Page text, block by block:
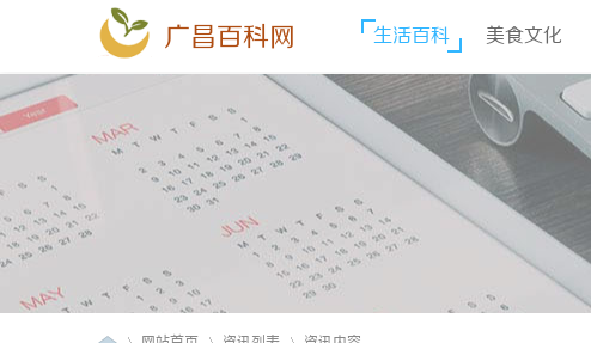
广昌百科网 生活百科 美食文化